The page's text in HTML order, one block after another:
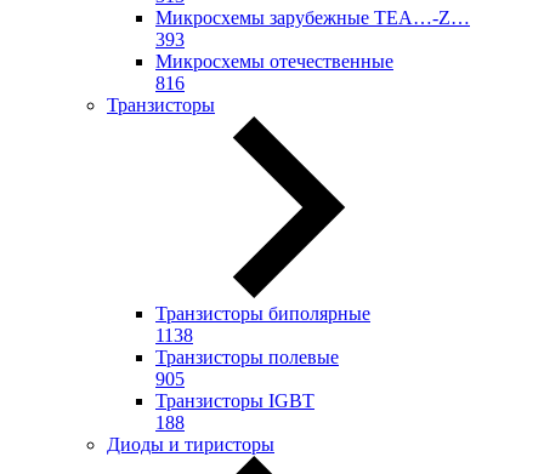
Микросхемы зарубежные TEA…-Z…
393
Микросхемы отечественные
816
Транзисторы
Транзисторы биполярные
1138
Транзисторы полевые
905
Транзисторы IGBT
188
Диоды и тиристоры